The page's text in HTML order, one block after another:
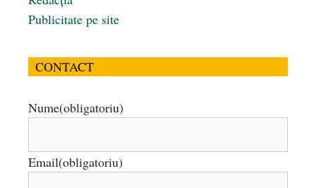
Publicitate pe site
CONTACT
Nume(obligatoriu)
Email(obligatoriu)